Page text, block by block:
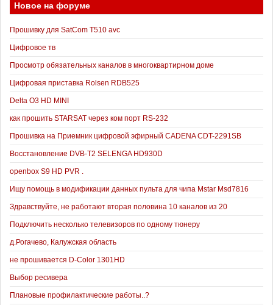
Новое на форуме
Прошивку для SatCom T510 avc
Цифровое тв
Просмотр обязательных каналов в многоквартирном доме
Цифровая приставка Rolsen RDB525
Delta O3 HD MINI
как прошить STARSAT через ком порт RS-232
Прошивка на Приемник цифровой эфирный CADENA CDT-2291SB
Восстановление DVB-T2 SELENGA HD930D
openbox S9 HD PVR .
Ищу помощь в модификации данных пульта для чипа Mstar Msd7816
Здравствуйте, не работают вторая половина 10 каналов из 20
Подключить несколько телевизоров по одному тюнеру
д.Рогачево, Калужская область
не прошивается D-Color 1301HD
Выбор ресивера
Плановые профилактические работы..?